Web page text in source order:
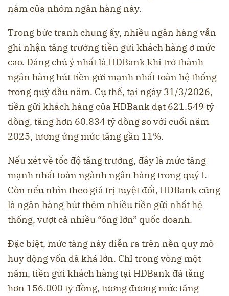
năm của nhóm ngân hàng này.
Trong bức tranh chung ấy, nhiều ngân hàng vẫn
ghi nhận tăng trưởng tiền gửi khách hàng ở mức
cao. Đáng chú ý nhất là HDBank khi trở thành
ngân hàng hút tiền gửi mạnh nhất toàn hệ thống
trong quý đầu năm. Cụ thể, tại ngày 31/3/2026,
tiền gửi khách hàng của HDBank đạt 621.549 tỷ
đồng, tăng hơn 60.834 tỷ đồng so với cuối năm
2025, tương ứng mức tăng gần 11%.
Nếu xét về tốc độ tăng trưởng, đây là mức tăng
mạnh nhất toàn ngành ngân hàng trong quý I.
Còn nếu nhìn theo giá trị tuyệt đối, HDBank cũng
là ngân hàng hút thêm nhiều tiền gửi nhất hệ
thống, vượt cả nhiều “ông lớn” quốc doanh.
Đặc biệt, mức tăng này diễn ra trên nền quy mô
huy động vốn đã khá lớn. Chỉ trong vòng một
năm, tiền gửi khách hàng tại HDBank đã tăng
hơn 156.000 tỷ đồng, tương đương mức tăng